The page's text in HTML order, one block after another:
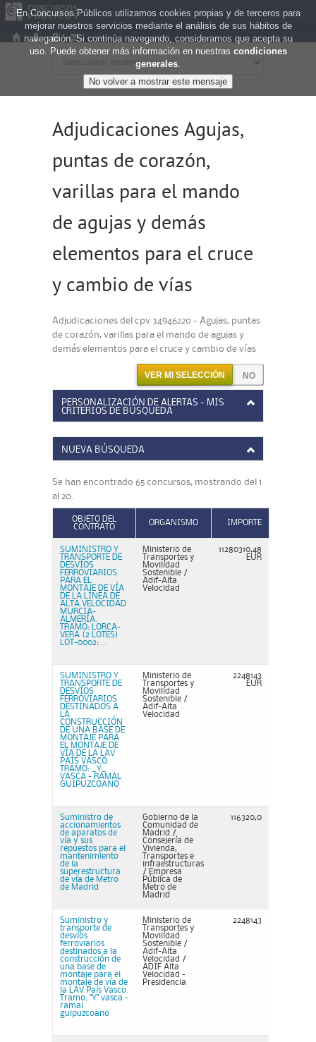
Adjudicaciones Agujas,
puntas de corazón,
varillas para el mando
de agujas y demás
elementos para el cruce
y cambio de vías
Adjudicaciones del cpv 34946220 - Agujas, puntas
de corazón, varillas para el mando de agujas y
demás elementos para el cruce y cambio de vías
VER MI SELECCIÓN
PERSONALIZACIÓN DE ALERTAS - MIS
CRITERIOS DE BÚSQUEDA
NUEVA BÚSQUEDA
Se han encontrado 65 concursos, mostrando del 1
al 20.
OBJETO DEL
CONTRATO
ORGANISMO IMPORTE
SUMINISTRO Y
TRANSPORTE DE
DESVÍOS
FERROVIARIOS
PARA EL
MONTAJE DE VÍA
DE LA LÍNEA DE
ALTA VELOCIDAD
MURCIA-
ALMERÍA.
TRAMO: LORCA-
VERA (2 LOTES)
LOT-0002: ...
Ministerio de
Transportes y
Movilidad
Sostenible /
Adif-Alta
Velocidad
11280310,48
EUR
SUMINISTRO Y
TRANSPORTE DE
DESVÍOS
FERROVIARIOS
DESTINADOS A
LA
CONSTRUCCIÓN
DE UNA BASE DE
MONTAJE PARA
EL MONTAJE DE
VÍA DE LA LAV
PAÍS VASCO.
TRAMO: _Y_
VASCA - RAMAL
GUIPUZCOANO
Ministerio de
Transportes y
Movilidad
Sostenible /
Adif-Alta
Velocidad
2248143
EUR
Suministro de
accionamientos
de aparatos de
vía y sus
repuestos para el
mantenimiento
de la
superestructura
de vía de Metro
de Madrid
Gobierno de la
Comunidad de
Madrid /
Consejería de
Vivienda,
Transportes e
infraestructuras
/ Empresa
Pública de
Metro de
Madrid
116320,0
Suministro y
transporte de
desvíos
ferroviarios
destinados a la
construcción de
una base de
montaje para el
montaje de vía de
la LAV País Vasco.
Tramo: "Y" vasca -
ramal
guipuzcoano
Ministerio de
Transportes y
Movilidad
Sostenible /
Adif-Alta
Velocidad /
ADIF Alta
Velocidad -
Presidencia
2248143
En Concursos Públicos utilizamos cookies propias y de terceros para
mejorar nuestros servicios mediante el análisis de sus hábitos de
navegación. Si continúa navegando, consideramos que acepta su
uso. Puede obtener más información en nuestras condiciones
generales.